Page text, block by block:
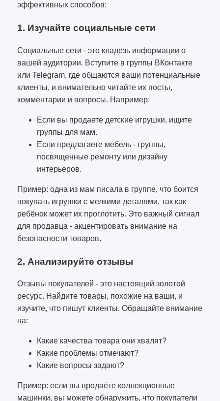
эффективных способов:
1. Изучайте социальные сети
Социальные сети - это кладезь информации о
вашей аудитории. Вступите в группы ВКонтакте
или Telegram, где общаются ваши потенциальные
клиенты, и внимательно читайте их посты,
комментарии и вопросы. Например:
Если вы продаете детские игрушки, ищите
группы для мам.
Если предлагаете мебель - группы,
посвященные ремонту или дизайну
интерьеров.
Пример: одна из мам писала в группе, что боится
покупать игрушки с мелкими деталями, так как
ребёнок может их проглотить. Это важный сигнал
для продавца - акцентировать внимание на
безопасности товаров.
2. Анализируйте отзывы
Отзывы покупателей - это настоящий золотой
ресурс. Найдите товары, похожие на ваши, и
изучите, что пишут клиенты. Обращайте внимание
на:
Какие качества товара они хвалят?
Какие проблемы отмечают?
Какие вопросы задают?
Пример: если вы продаёте коллекционные
машинки, вы можете обнаружить, что покупатели